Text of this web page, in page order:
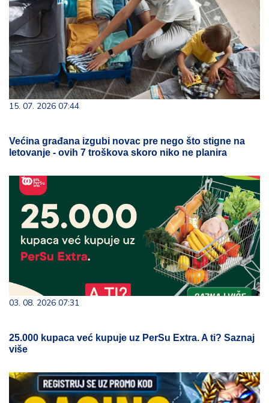
15. 07. 2026 07:44
Većina građana izgubi novac pre nego što stigne na
letovanje - ovih 7 troškova skoro niko ne planira
03. 08. 2026 07:31
25.000 kupaca već kupuje uz PerSu Extra. A ti? Saznaj
više